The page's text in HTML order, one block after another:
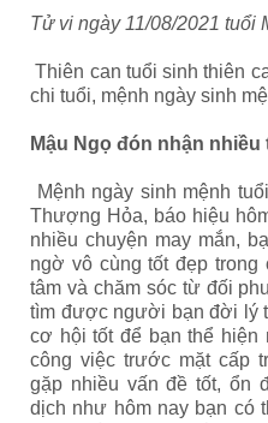
Tử vi ngày 11/08/2021 tuổi
Thiên can tuổi sinh thiên
chi tuổi, mệnh ngày sinh
Mậu Ngọ đón nhận nhiều
Mệnh ngày sinh mệnh
Thượng Hỏa, báo hiệu
nhiều chuyện may mắn,
ngờ vô cùng tốt đẹp
tâm và chăm sóc từ đối
tìm được người bạn đời lý
cơ hội tốt để bạn thể hiện
công việc trước mặt cấp
gặp nhiều vấn đề tốt, ổn
dịch như hôm nay bạn có